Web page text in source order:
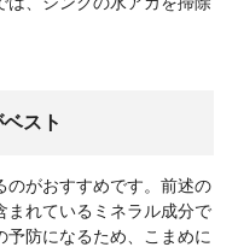
スト
のがおすすめです。前述の
まれているミネラル成分で
防になるため、こまめに